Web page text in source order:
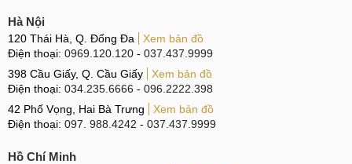
Hà Nội
120 Thái Hà, Q. Đống Đa
Xem bản đồ
Điện thoại: 0969.120.120 - 037.437.9999
398 Cầu Giấy, Q. Cầu Giấy
Xem bản đồ
Điện thoại: 034.235.6666 - 096.2222.398
42 Phố Vọng, Hai Bà Trưng
Xem bản đồ
Điện thoại: 097. 988.4242 - 037.437.9999
Hồ Chí Minh